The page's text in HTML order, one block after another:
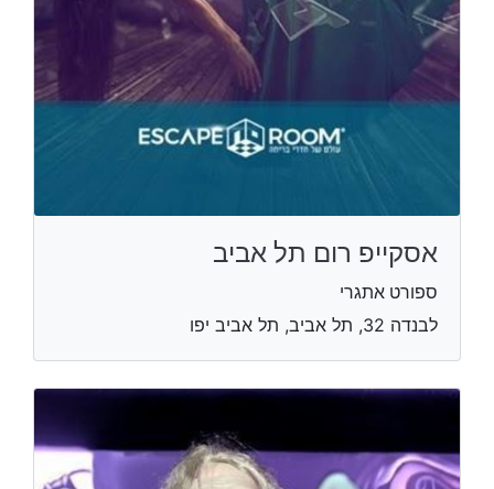
אסקייפ רום תל אביב
ספורט אתגרי
לבנדה 32, תל אביב, תל אביב יפו